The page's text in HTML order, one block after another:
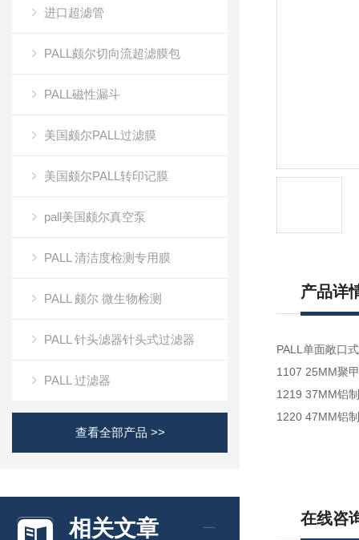
进口超滤管
PALL颇尔切向流超滤膜包
PALL磁性漏斗
美国颇尔PALL过滤膜
美国颇尔PALL转印记膜
pall美国颇尔真空泵
PALL 清洁度检测专用膜
PALL 颇尔 微生物检测
PALL 针头滤器针头式过滤器
PALL 过滤器
查看全部产品 >>
相关文章
产品详
PALL单面敞口
1107 25MM聚
1219 37MM铝
1220 47MM铝
在线咨